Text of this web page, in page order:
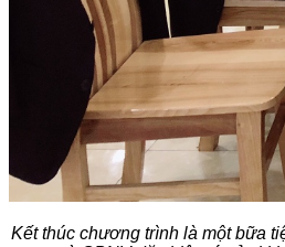
Kết thúc chương trình là một bữa